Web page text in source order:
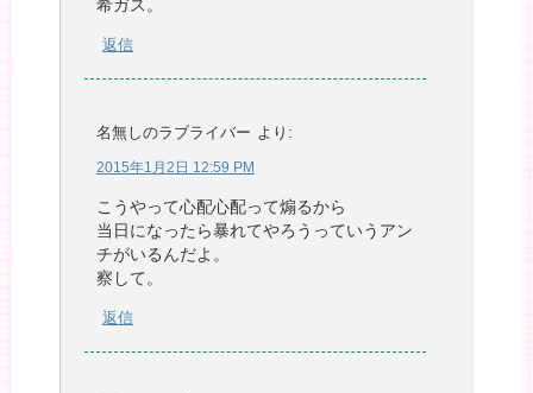
希ガス。
返信
名無しのラブライバー より:
2015年1月2日 12:59 PM
こうやって心配心配って煽るから
当日になったら暴れてやろうっていうアン
チがいるんだよ。
察して。
返信